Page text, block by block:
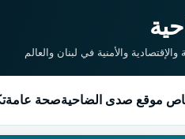
والأمنية في لبنان والعالم
موقع صدى الضاحيةصحة عامة